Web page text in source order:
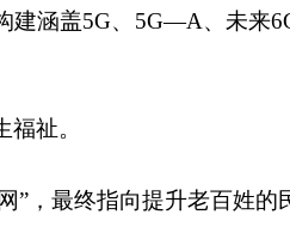
建涵盖5G、5G—A、未来
祉。
”，最终指向提升老百姓的